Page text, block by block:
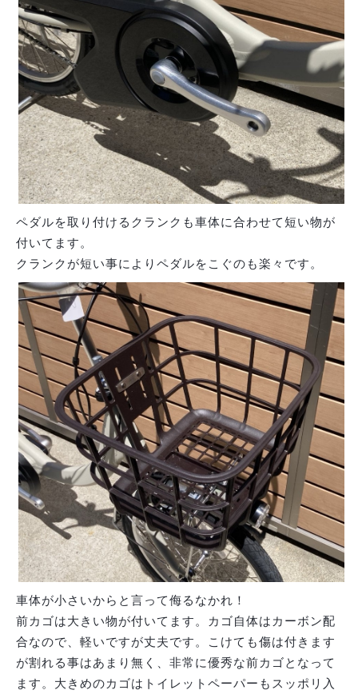
ペダルを取り付けるクランクも車体に合わせて短い物が
付いてます。
クランクが短い事によりペダルをこぐのも楽々です。
車体が小さいからと言って侮るなかれ！
前カゴは大きい物が付いてます。カゴ自体はカーボン配
合なので、軽いですが丈夫です。こけても傷は付きます
が割れる事はあまり無く、非常に優秀な前カゴとなって
ます。大きめのカゴはトイレットペーパーもスッポリ入